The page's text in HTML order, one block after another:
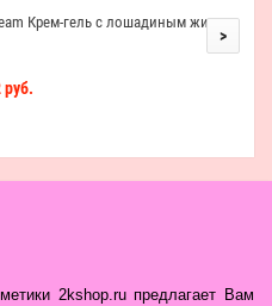
Крем-гель с лошадиным жиром
руб.
>
2kshop.ru предлагает Вам